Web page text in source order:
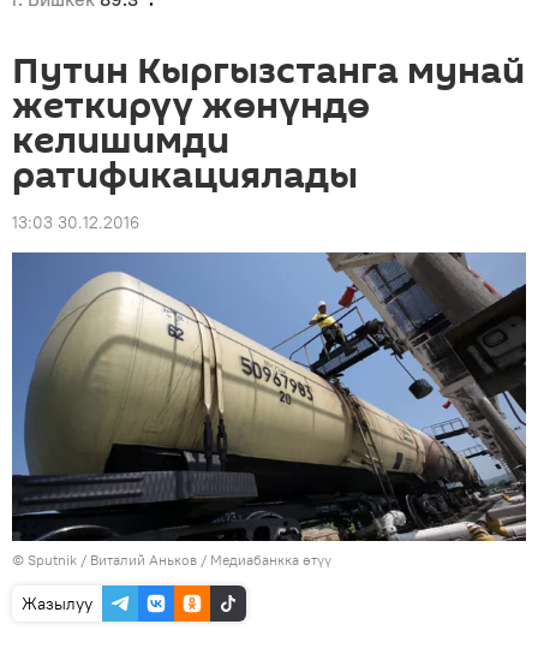
Путин Кыргызстанга мунай
жеткирүү жөнүндө
келишимди
ратификациялады
13:03 30.12.2016
© Sputnik / Виталий Аньков / Медиабанкка өтүү
Жазылуу